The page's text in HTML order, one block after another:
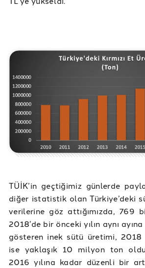
TÜİK’in geçtiğimiz günlerde
diğer istatistik olan Türkiye’deki
verilerine göz attığımızda, 769
2018’de bir önceki yılın aynı
gösteren inek sütü üretimi, 2018
ise yaklaşık 10 milyon ton
2016 yılına kadar düzenli bir